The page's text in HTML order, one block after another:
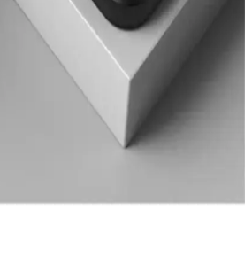
aksesuarlar: Kamera koruyucu
tasarlanmış EVAX taşlı lens koruyucu
kılıfı karşılaştırıyoruz. Hangi ürün
Koruma ve tasarım açısından detaylar
Tab A8 10.5 için en iyi kılıf
modeli için silikon ve kapaklı kılıf